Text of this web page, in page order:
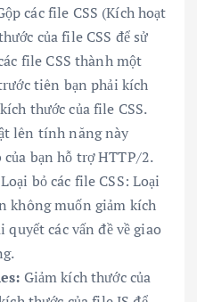
các file CSS (Kích hoạt
của file CSS để sử
file CSS thành một
tiên bạn phải kích
thước của file CSS.
lên tính năng này
bạn hỗ trợ HTTP/2.
bỏ các file CSS: Loại
không muốn giảm kích
quyết các vấn đề về giao
Giảm kích thước của